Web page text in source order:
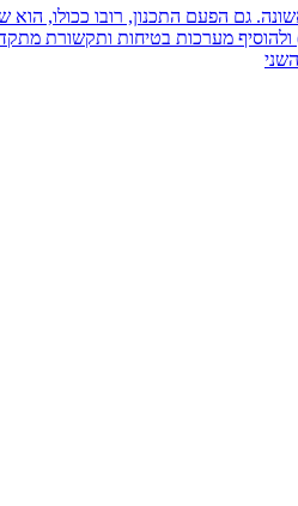
לראשונה. גם הפעם התכנון, רובו ככולו,
מערכות בטיחות ותקשורת